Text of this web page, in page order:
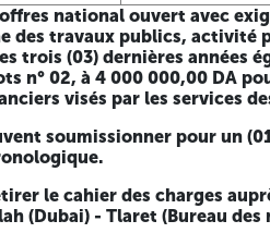
de la conservation des
financière.
signée et cachetée par le
et cachetée par le
national ouvert avec
des travaux publics,
trois (03) dernières années
n° 02, à 4 000 000,00 DA
visés par les services
soumissionner pour un
le cahier des charges
(Dubai) - Tlaret (Bureau des